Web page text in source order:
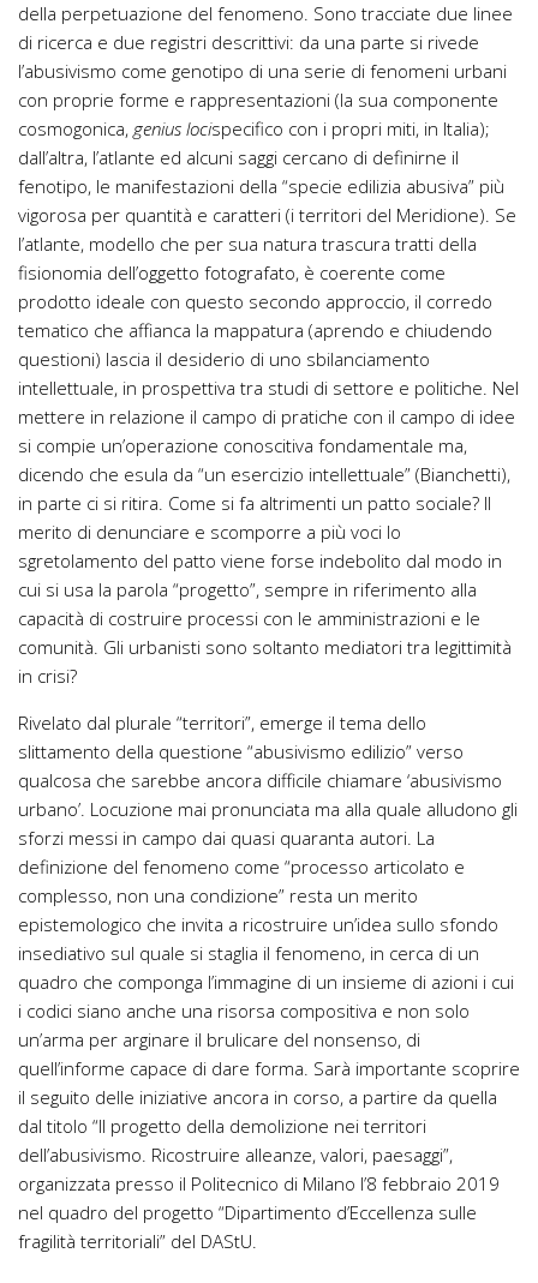
della perpetuazione del fenomeno. Sono tracciate due linee
di ricerca e due registri descrittivi: da una parte si rivede
l’abusivismo come genotipo di una serie di fenomeni urbani
con proprie forme e rappresentazioni (la sua componente
cosmogonica, genius locispecifico con i propri miti, in Italia);
dall’altra, l’atlante ed alcuni saggi cercano di definirne il
fenotipo, le manifestazioni della “specie edilizia abusiva” più
vigorosa per quantità e caratteri (i territori del Meridione). Se
l’atlante, modello che per sua natura trascura tratti della
fisionomia dell’oggetto fotografato, è coerente come
prodotto ideale con questo secondo approccio, il corredo
tematico che affianca la mappatura (aprendo e chiudendo
questioni) lascia il desiderio di uno sbilanciamento
intellettuale, in prospettiva tra studi di settore e politiche. Nel
mettere in relazione il campo di pratiche con il campo di idee
si compie un’operazione conoscitiva fondamentale ma,
dicendo che esula da “un esercizio intellettuale” (Bianchetti),
in parte ci si ritira. Come si fa altrimenti un patto sociale? Il
merito di denunciare e scomporre a più voci lo
sgretolamento del patto viene forse indebolito dal modo in
cui si usa la parola “progetto”, sempre in riferimento alla
capacità di costruire processi con le amministrazioni e le
comunità. Gli urbanisti sono soltanto mediatori tra legittimità
in crisi?
Rivelato dal plurale “territori”, emerge il tema dello
slittamento della questione “abusivismo edilizio” verso
qualcosa che sarebbe ancora difficile chiamare ‘abusivismo
urbano’. Locuzione mai pronunciata ma alla quale alludono gli
sforzi messi in campo dai quasi quaranta autori. La
definizione del fenomeno come “processo articolato e
complesso, non una condizione” resta un merito
epistemologico che invita a ricostruire un’idea sullo sfondo
insediativo sul quale si staglia il fenomeno, in cerca di un
quadro che componga l’immagine di un insieme di azioni i cui
i codici siano anche una risorsa compositiva e non solo
un’arma per arginare il brulicare del nonsenso, di
quell’informe capace di dare forma. Sarà importante scoprire
il seguito delle iniziative ancora in corso, a partire da quella
dal titolo “Il progetto della demolizione nei territori
dell’abusivismo. Ricostruire alleanze, valori, paesaggi”,
organizzata presso il Politecnico di Milano l’8 febbraio 2019
nel quadro del progetto “Dipartimento d’Eccellenza sulle
fragilità territoriali” del DAStU.